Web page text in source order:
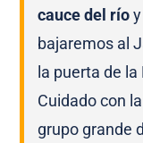
cauce del río
bajaremos al
la puerta de
Cuidado con
grupo grande